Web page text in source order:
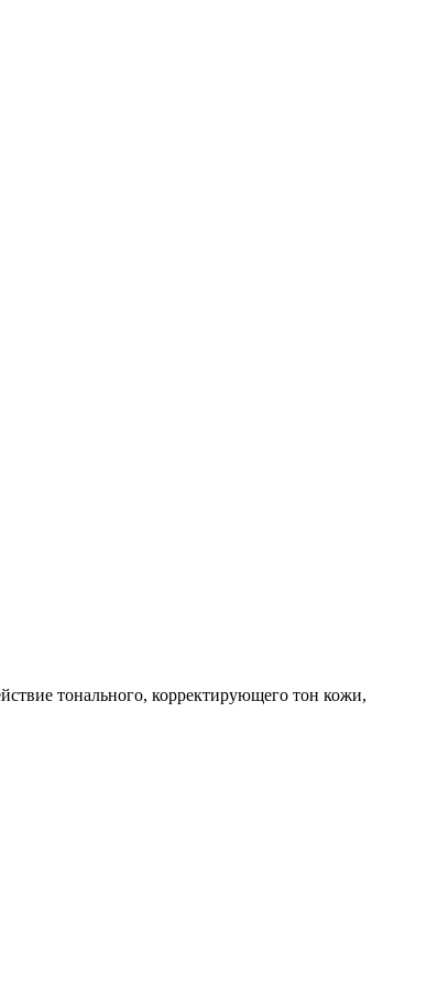
тонального, корректирующего тон кожи,